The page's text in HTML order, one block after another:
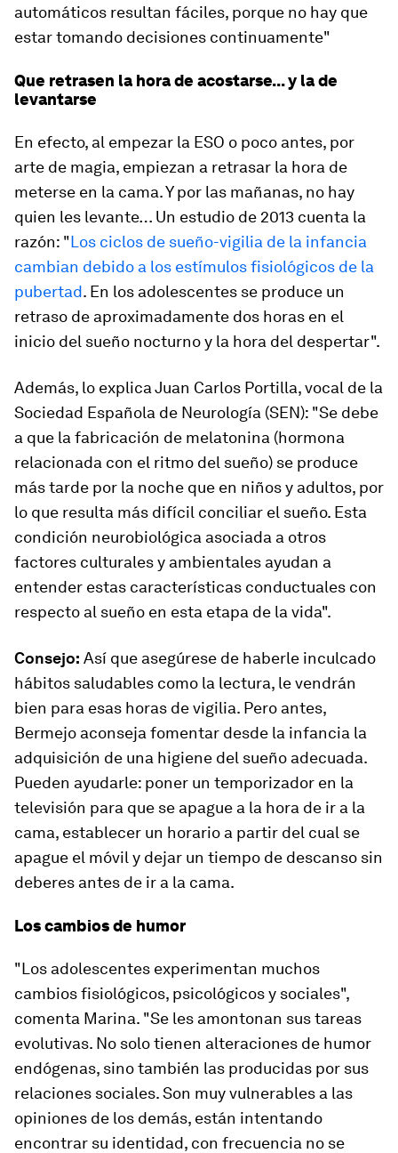
automáticos resultan fáciles, porque no hay que
estar tomando decisiones continuamente"
Que retrasen la hora de acostarse... y la de
levantarse
En efecto, al empezar la ESO o poco antes, por
arte de magia, empiezan a retrasar la hora de
meterse en la cama. Y por las mañanas, no hay
quien les levante… Un estudio de 2013 cuenta la
razón: "Los ciclos de sueño-vigilia de la infancia
cambian debido a los estímulos fisiológicos de la
pubertad. En los adolescentes se produce un
retraso de aproximadamente dos horas en el
inicio del sueño nocturno y la hora del despertar".
Además, lo explica Juan Carlos Portilla, vocal de la
Sociedad Española de Neurología (SEN): "Se debe
a que la fabricación de melatonina (hormona
relacionada con el ritmo del sueño) se produce
más tarde por la noche que en niños y adultos, por
lo que resulta más difícil conciliar el sueño. Esta
condición neurobiológica asociada a otros
factores culturales y ambientales ayudan a
entender estas características conductuales con
respecto al sueño en esta etapa de la vida".
Consejo: Así que asegúrese de haberle inculcado
hábitos saludables como la lectura, le vendrán
bien para esas horas de vigilia. Pero antes,
Bermejo aconseja fomentar desde la infancia la
adquisición de una higiene del sueño adecuada.
Pueden ayudarle: poner un temporizador en la
televisión para que se apague a la hora de ir a la
cama, establecer un horario a partir del cual se
apague el móvil y dejar un tiempo de descanso sin
deberes antes de ir a la cama.
Los cambios de humor
"Los adolescentes experimentan muchos
cambios fisiológicos, psicológicos y sociales",
comenta Marina. "Se les amontonan sus tareas
evolutivas. No solo tienen alteraciones de humor
endógenas, sino también las producidas por sus
relaciones sociales. Son muy vulnerables a las
opiniones de los demás, están intentando
encontrar su identidad, con frecuencia no se